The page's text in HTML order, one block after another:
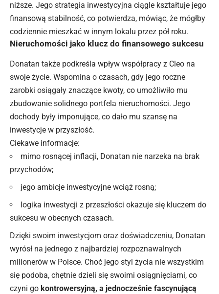
niższe. Jego strategia inwestycyjna ciągle kształtuje jego
finansową stabilność, co potwierdza, mówiąc, że mógłby
codziennie mieszkać w innym lokalu przez pół roku.
Nieruchomości jako klucz do finansowego sukcesu
Donatan także podkreśla wpływ współpracy z Cleo na
swoje życie. Wspomina o czasach, gdy jego roczne
zarobki osiągały znaczące kwoty, co umożliwiło mu
zbudowanie solidnego portfela nieruchomości. Jego
dochody były imponujące, co dało mu szansę na
inwestycje w przyszłość.
Ciekawe informacje:
mimo rosnącej inflacji, Donatan nie narzeka na brak
przychodów;
jego ambicje inwestycyjne wciąż rosną;
logika inwestycji z przeszłości okazuje się kluczem do
sukcesu w obecnych czasach.
Dzięki swoim inwestycjom oraz doświadczeniu, Donatan
wyrósł na jednego z najbardziej rozpoznawalnych
milionerów w Polsce. Choć jego styl życia nie wszystkim
się podoba, chętnie dzieli się swoimi osiągnięciami, co
czyni go kontrowersyjną, a jednocześnie fascynującą